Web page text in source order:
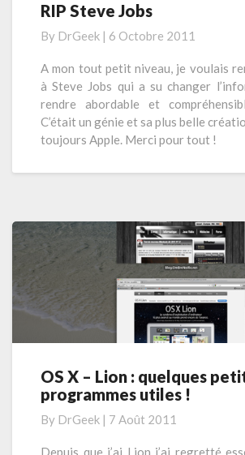
R
I
P
S
t
e
v
e
o
RIP Steve Jobs
By DrGeek | 6 Octobre 2011
A mon tout petit niveau, je voulais
à Steve Jobs qui a su changer
rendre abordable et
C’était un génie et sa plus belle
toujours Apple. Merci pour tout !
O
S
X
–
L
OS X – Lion : quelques
programmes utiles !
By DrGeek | 7 Août 2011
Depuis que j’ai Lion j’ai regretté